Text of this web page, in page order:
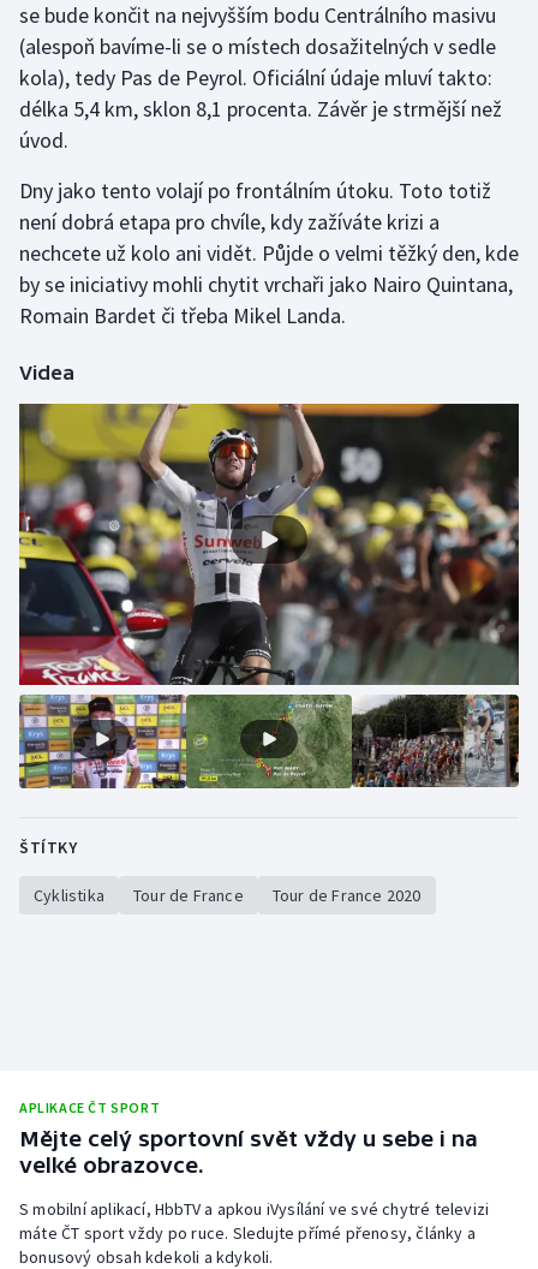
Moderní pětiboj
Motorsport
Olympijské hry
Parasport
Plážový volejbal
Ragby
Rychlobruslení
Rychlostní kanoistika
Short track
Sportovní střelba
Stolní tenis
Triatlon
Veslování
Vodní slalom
Volejbal
se bude končit na nejvyšším bodu Centrálního masivu
(alespoň bavíme-li se o místech dosažitelných v sedle
kola), tedy Pas de Peyrol. Oficiální údaje mluví takto:
délka 5,4 km, sklon 8,1 procenta. Závěr je strmější než
úvod.
Dny jako tento volají po frontálním útoku. Toto totiž
není dobrá etapa pro chvíle, kdy zažíváte krizi a
nechcete už kolo ani vidět. Půjde o velmi těžký den, kde
by se iniciativy mohli chytit vrchaři jako Nairo Quintana,
Romain Bardet či třeba Mikel Landa.
Videa
ŠTÍTKY
Cyklistika Tour de France Tour de France 2020
APLIKACE ČT SPORT
Mějte celý sportovní svět vždy u sebe i na
velké obrazovce.
S mobilní aplikací, HbbTV a apkou iVysílání ve své chytré televizi
máte ČT sport vždy po ruce. Sledujte přímé přenosy, články a
bonusový obsah kdekoli a kdykoli.